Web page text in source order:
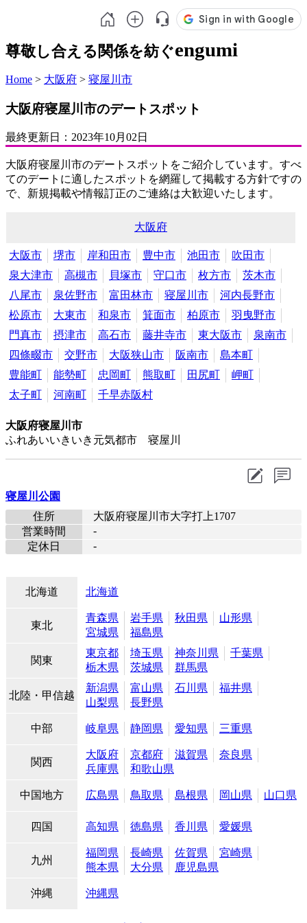
尊敬し合える関係を紡ぐengumi
Home > 大阪府 > 寝屋川市
大阪府寝屋川市のデートスポット
最終更新日： 2023年10月02日
大阪府寝屋川市のデートスポットをご紹介しています。すべ
てのデートに適したスポットを網羅して掲載する方針ですの
で、新規掲載や情報訂正のご連絡は大歓迎いたします。
大阪府
大阪市 堺市 岸和田市 豊中市 池田市
吹田市
泉大津市
高槻市 貝塚市 守口市 枚方市
茨木市
八尾市
泉佐野市 富田林市 寝屋川市
河内長野市
松原市
大東市 和泉市 箕面市 柏原市
羽曳野市
門真市
摂津市 高石市 藤井寺市 東大阪市
泉南市
四條畷市
交野市 大阪狭山市 阪南市
島本町
豊能町
能勢町 忠岡町 熊取町 田尻町
岬町
太子町
河南町 千早赤阪村
大阪府寝屋川市
ふれあいいきいき元気都市 寝屋川
寝屋川公園
住所
大阪府寝屋川市大字打上1707
営業時間
-
定休日
-
北海道 北海道
東北
青森県 岩手県 秋田県
山形県
宮城県
福島県
関東
東京都 埼玉県 神奈川県
千葉県
栃木県
茨城県 群馬県
北陸・甲信越
新潟県 富山県 石川県
福井県
山梨県
長野県
中部 岐阜県 静岡県 愛知県 三重県
関西
大阪府 京都府 滋賀県
奈良県
兵庫県
和歌山県
中国地方 広島県 鳥取県 島根県 岡山県 山口県
四国 高知県 徳島県 香川県 愛媛県
九州
福岡県 長崎県 佐賀県
宮崎県
熊本県
大分県 鹿児島県
沖縄 沖縄県